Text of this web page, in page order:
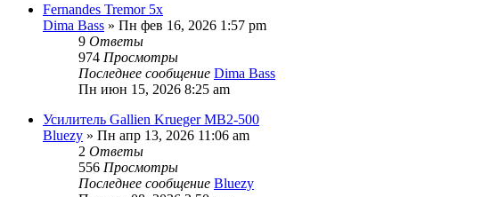
Fernandes Tremor 5x
Dima Bass » Пн фев 16, 2026 1:57 pm
9 Ответы
974 Просмотры
Последнее сообщение Dima Bass
Пн июн 15, 2026 8:25 am
Усилитель Gallien Krueger MB2-500
Bluezy » Пн апр 13, 2026 11:06 am
2 Ответы
556 Просмотры
Последнее сообщение Bluezy